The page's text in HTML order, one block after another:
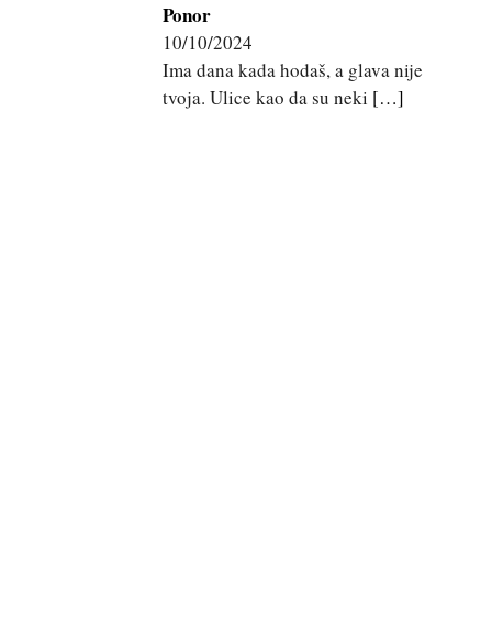
Ponor
10/10/2024
Ima dana kada hodaš, a glava nije
tvoja. Ulice kao da su neki […]